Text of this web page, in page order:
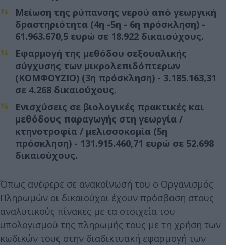
Μείωση της ρύπανσης νερού από γεωργική
δραστηριότητα (4η -5η - 6η πρόσκληση) -
61.963.670,5 ευρώ σε 18.922 δικαιούχους.
Εφαρμογή της μεθόδου σεξουαλικής
σύγχυσης των μικρολεπιδόπτερων
(ΚΟΜΦΟΥΖΙΟ) (3η πρόσκληση) - 3.185.163,31
σε 4.268 δικαιούχους.
Ενισχύσεις σε βιολογικές πρακτικές και
μεθόδους παραγωγής στη γεωργία /
κτηνοτροφία / μελισσοκομία (5η
πρόσκληση) - 131.915.460,71 ευρώ σε 52.698
δικαιούχους.
Όπως ανέφερε σε ανακοίνωσή του ο Οργανισμός
Πληρωμών οι δικαιούχοι έχουν πρόσβαση στους
αναλυτικούς πίνακες με τα στοιχεία του
υπολογισμού της πληρωμής τους με τη χρήση των
κωδικών τους στην διαδικτυακή εφαρμογή των